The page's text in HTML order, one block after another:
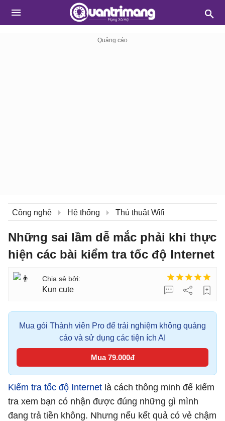
Công nghệ Hệ thống Thủ thuật Wifi
Những sai lầm dễ mắc phải khi thực
hiện các bài kiểm tra tốc độ Internet
Kun cute
Mua gói Thành viên Pro để trải nghiệm không quảng
cáo và sử dụng các tiện ích AI
Mua 79.000đ
Kiểm tra tốc độ Internet là cách thông minh để kiểm
tra xem bạn có nhận được đúng những gì mình
đang trả tiền không. Nhưng nếu kết quả có vẻ chậm